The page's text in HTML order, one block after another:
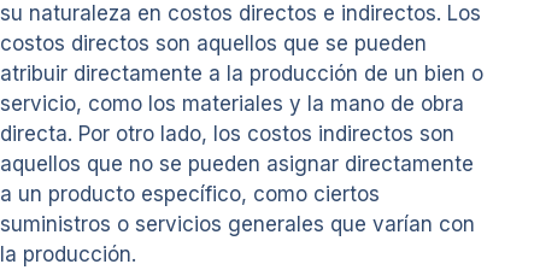
su naturaleza en costos directos e indirectos. Los
costos directos son aquellos que se pueden
atribuir directamente a la producción de un bien o
servicio, como los materiales y la mano de obra
directa. Por otro lado, los costos indirectos son
aquellos que no se pueden asignar directamente
a un producto específico, como ciertos
suministros o servicios generales que varían con
la producción.